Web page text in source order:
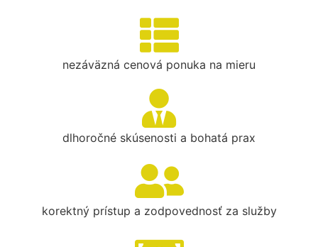
nezáväzná cenová ponuka na mieru
dlhoročné skúsenosti a bohatá prax
korektný prístup a zodpovednosť za služby